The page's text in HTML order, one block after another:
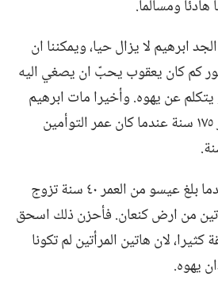
هادئا ومسالما.‏
ابرهيم لا يزال حيا،‏ ويمكننا ان
كم كان يعقوب يحبّ ان يصغي اليه
عن يهوه.‏ وأخيرا مات ابرهيم
بعمر ١٧٥ سنة عندما كان عمر التوأمين
وعندما بلغ عيسو من العمر ٤٠ سنة تزوج
من ارض كنعان.‏ فأحزن ذلك اسحق
كثيرا،‏ لان هاتين المرأتين لم تكونا
يهوه.‏